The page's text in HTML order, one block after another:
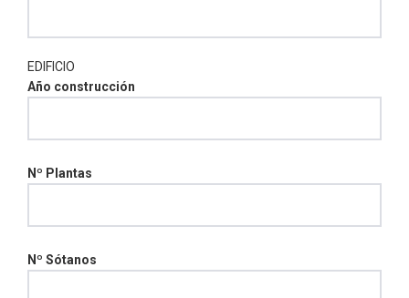
EDIFICIO
Año construcción
Nº Plantas
Nº Sótanos